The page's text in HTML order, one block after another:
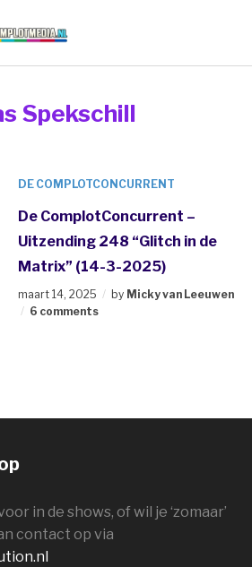
Spekschill
DE COMPLOTCONCURRENT
De ComplotConcurrent –
Uitzending 248 “Glitch in de
Matrix” (14-3-2025)
maart 14, 2025 by Micky van Leeuwen
6 comments
in de shows, of wil je ‘zomaar’
contact op via